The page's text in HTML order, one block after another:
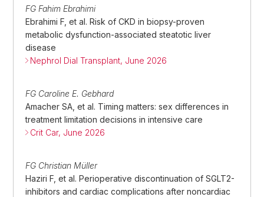
FG Fahim Ebrahimi
Ebrahimi F, et al. Risk of CKD in biopsy-proven
metabolic dysfunction-associated steatotic liver
disease
Nephrol Dial Transplant, June 2026
FG Caroline E. Gebhard
Amacher SA, et al. Timing matters: sex differences in
treatment limitation decisions in intensive care
Crit Car, June 2026
FG Christian Müller
Haziri F, et al. Perioperative discontinuation of SGLT2-
inhibitors and cardiac complications after noncardiac